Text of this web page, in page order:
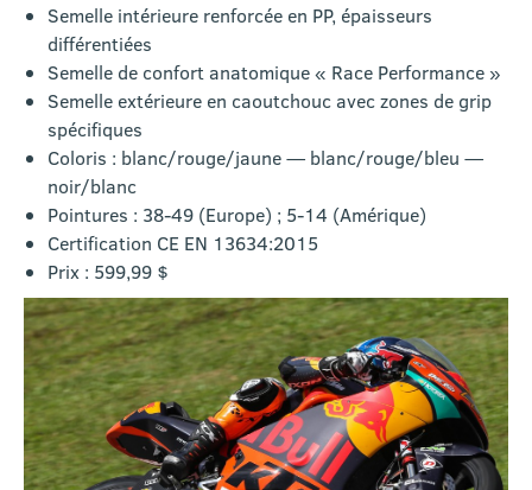
Semelle intérieure renforcée en PP, épaisseurs
différentiées
Semelle de confort anatomique « Race Performance »
Semelle extérieure en caoutchouc avec zones de grip
spécifiques
Coloris : blanc/rouge/jaune — blanc/rouge/bleu —
noir/blanc
Pointures : 38-49 (Europe) ; 5-14 (Amérique)
Certification CE EN 13634:2015
Prix : 599,99 $